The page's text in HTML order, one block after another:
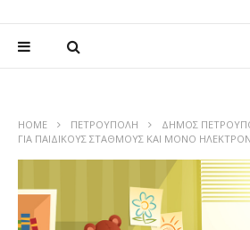
HOME ΠΕΤΡΟΎΠΟΛΗ
ΔΗΜΟΣ
ΓΙΑ ΠΑΙΔΙΚΟΥΣ ΣΤΑΘΜΟΥΣ ΚΑΙ ΜΟΝΟ